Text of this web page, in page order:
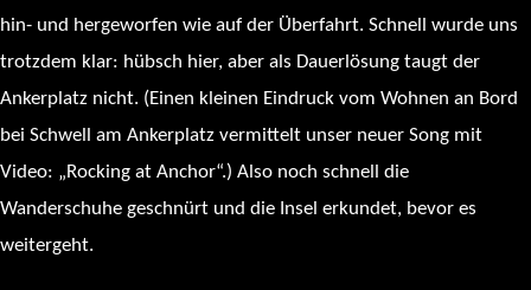
hin- und hergeworfen wie auf der Überfahrt. Schnell wurde uns
trotzdem klar: hübsch hier, aber als Dauerlösung taugt der
Ankerplatz nicht. (Einen kleinen Eindruck vom Wohnen an Bord
bei Schwell am Ankerplatz vermittelt unser neuer Song mit
Video: „Rocking at Anchor“.) Also noch schnell die
Wanderschuhe geschnürt und die Insel erkundet, bevor es
weitergeht.